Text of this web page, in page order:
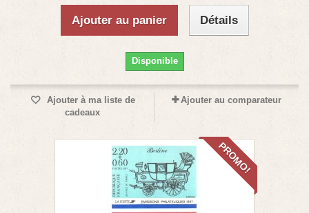
Ajouter au panier Détails
Disponible
Ajouter à ma liste de
cadeaux
Ajouter au comparateur
PROMO!